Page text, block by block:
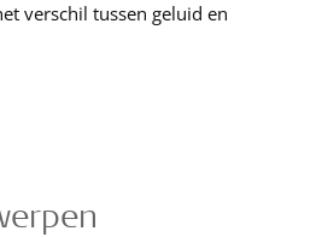
verschil tussen geluid en